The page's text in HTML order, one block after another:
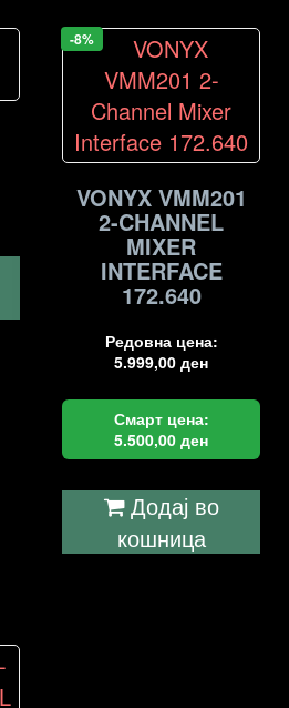
-8%
VONYX VMM201
2-CHANNEL
MIXER
INTERFACE
172.640
Редовна цена:
5.999,00ден
Смарт цена:
5.500,00ден
Додај во
кошница